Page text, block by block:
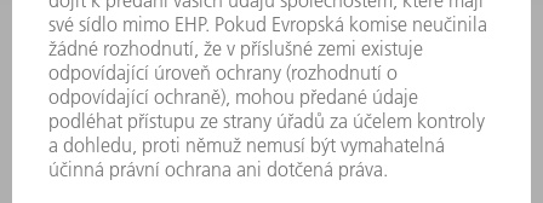
SERVIS
POUŽITÍ
ODVĚTVÍ
SPOLEČNOST
KARIÉRA
PRACOVNÍ NABÍDKY
PROFIL PODNIKU